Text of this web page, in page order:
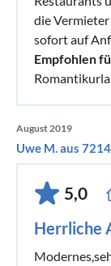
die
sofort auf
Empfohlen
August 2019
Uwe M. aus
5,0
Herrliche